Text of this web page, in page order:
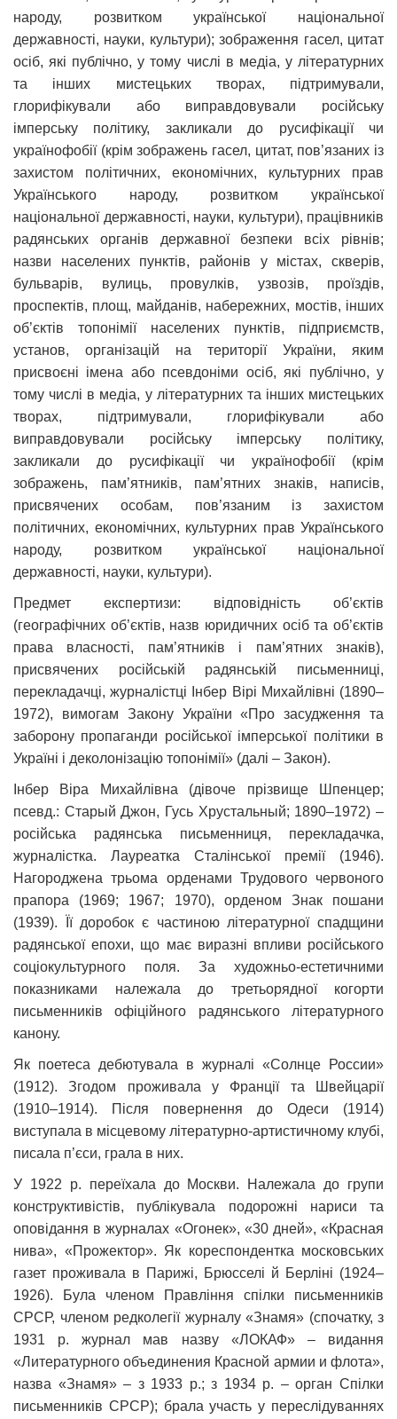
народу, розвитком української національної
державності, науки, культури); зображення гасел, цитат
осіб, які публічно, у тому числі в медіа, у літературних
та інших мистецьких творах, підтримували,
глорифікували або виправдовували російську
імперську політику, закликали до русифікації чи
українофобії (крім зображень гасел, цитат, пов’язаних із
захистом політичних, економічних, культурних прав
Українського народу, розвитком української
національної державності, науки, культури), працівників
радянських органів державної безпеки всіх рівнів;
назви населених пунктів, районів у містах, скверів,
бульварів, вулиць, провулків, узвозів, проїздів,
проспектів, площ, майданів, набережних, мостів, інших
об’єктів топонімії населених пунктів, підприємств,
установ, організацій на території України, яким
присвоєні імена або псевдоніми осіб, які публічно, у
тому числі в медіа, у літературних та інших мистецьких
творах, підтримували, глорифікували або
виправдовували російську імперську політику,
закликали до русифікації чи українофобії (крім
зображень, пам’ятників, пам’ятних знаків, написів,
присвячених особам, пов’язаним із захистом
політичних, економічних, культурних прав Українського
народу, розвитком української національної
державності, науки, культури).
Предмет експертизи: відповідність об’єктів
(географічних об’єктів, назв юридичних осіб та об’єктів
права власності, пам’ятників і пам’ятних знаків),
присвячених російській радянській письменниці,
перекладачці, журналістці Інбер Вірі Михайлівні (1890–
1972), вимогам Закону України «Про засудження та
заборону пропаганди російської імперської політики в
Україні і деколонізацію топонімії» (далі – Закон).
Інбер Віра Михайлівна (дівоче прізвище Шпенцер;
псевд.: Старый Джон, Гусь Хрустальный; 1890–1972) –
російська радянська письменниця, перекладачка,
журналістка. Лауреатка Сталінської премії (1946).
Нагороджена трьома орденами Трудового червоного
прапора (1969; 1967; 1970), орденом Знак пошани
(1939). Її доробок є частиною літературної спадщини
радянської епохи, що має виразні впливи російського
соціокультурного поля. За художньо-естетичними
показниками належала до третьорядної когорти
письменників офіційного радянського літературного
канону.
Як поетеса дебютувала в журналі «Солнце России»
(1912). Згодом проживала у Франції та Швейцарії
(1910–1914). Після повернення до Одеси (1914)
виступала в місцевому літературно-артистичному клубі,
писала п’єси, грала в них.
У 1922 р. переїхала до Москви. Належала до групи
конструктивістів, публікувала подорожні нариси та
оповідання в журналах «Огонек», «30 дней», «Красная
нива», «Прожектор». Як кореспондентка московських
газет проживала в Парижі, Брюсселі й Берліні (1924–
1926). Була членом Правління спілки письменників
СРСР, членом редколегії журналу «Знамя» (спочатку, з
1931 р. журнал мав назву «ЛОКАФ» – видання
«Литературного объединения Красной армии и флота»,
назва «Знамя» – з 1933 р.; з 1934 р. – орган Спілки
письменників СРСР); брала участь у переслідуваннях